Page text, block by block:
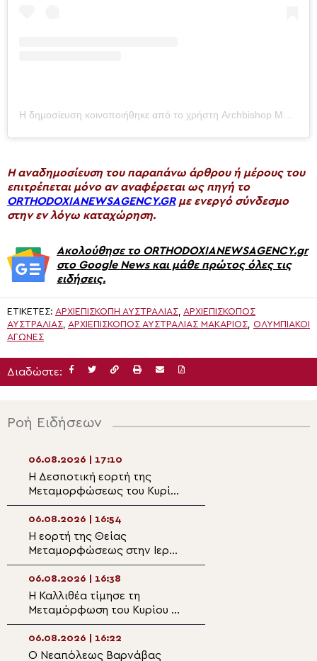
H αναδημοσίευση του παραπάνω άρθρου ή μέρους του
επιτρέπεται μόνο αν αναφέρεται ως πηγή το
ORTHODOXIANEWSAGENCY.GRμε ενεργό σύνδεσμο
στην εν λόγω καταχώρηση.
Ακολούθησε το ORTHODOXIANEWSAGENCY.gr
στο Google News και μάθε πρώτος όλες τις
ειδήσεις.
ΕΤΙΚΈΤΕΣ: ΑΡΧΙΕΠΙΣΚΟΠΉ ΑΥΣΤΡΑΛΊΑΣ, ΑΡΧΙΕΠΊΣΚΟΠΟΣ
ΑΥΣΤΡΑΛΊΑΣ, ΑΡΧΙΕΠΊΣΚΟΠΟΣ ΑΥΣΤΡΑΛΊΑΣ ΜΑΚΆΡΙΟΣ, ΟΛΥΜΠΙΑΚΟΊ
ΑΓΏΝΕΣ
Διαδώστε:
Ροή Ειδήσεων
06.08.2026 | 17:10
Η Δεσποτική εορτή της
Μεταμορφώσεως του Κυρίου
στην Ιερά Μητρόπολη
Πειραιώς
06.08.2026 | 16:54
Η εορτή της Θείας
Μεταμορφώσεως στην Ιερά
Μητρόπολη Κηφισίας
06.08.2026 | 16:38
Η Καλλιθέα τίμησε τη
Μεταμόρφωση του Κυρίου με
τον Επίσκοπο Ρωγών
Φιλόθεο
06.08.2026 | 16:22
Ο Νεαπόλεως Βαρνάβας